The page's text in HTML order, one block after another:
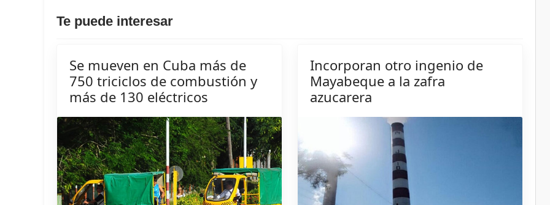
Te puede interesar
Se mueven en Cuba más de
750 triciclos de combustión y
más de 130 eléctricos
Incorporan otro ingenio de
Mayabeque a la zafra
azucarera